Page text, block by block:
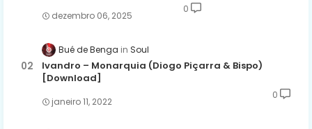
dezembro 06, 2025
0
Bué de Benga Soul
Ivandro – Monarquia (Diogo Piçarra & Bispo)
[Download]
janeiro 11, 2022
0